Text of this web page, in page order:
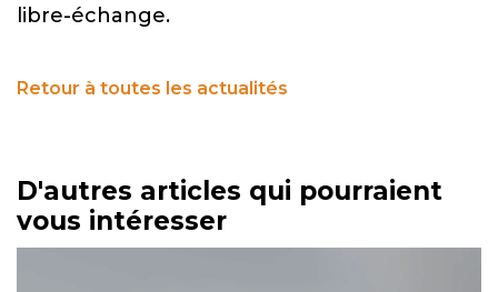
libre-échange.
Retour à toutes les actualités
D'autres articles qui pourraient
vous intéresser